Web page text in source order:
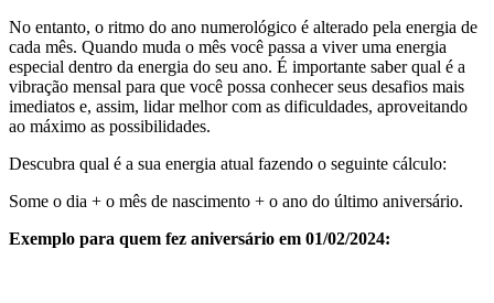
No entanto, o ritmo do ano numerológico é alterado pela energia de
cada mês. Quando muda o mês você passa a viver uma energia
especial dentro da energia do seu ano. É importante saber qual é a
vibração mensal para que você possa conhecer seus desafios mais
imediatos e, assim, lidar melhor com as dificuldades, aproveitando
ao máximo as possibilidades.
Descubra qual é a sua energia atual fazendo o seguinte cálculo:
Some o dia + o mês de nascimento + o ano do último aniversário.
Exemplo para quem fez aniversário em 01/02/2024: